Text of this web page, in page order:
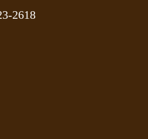
2618